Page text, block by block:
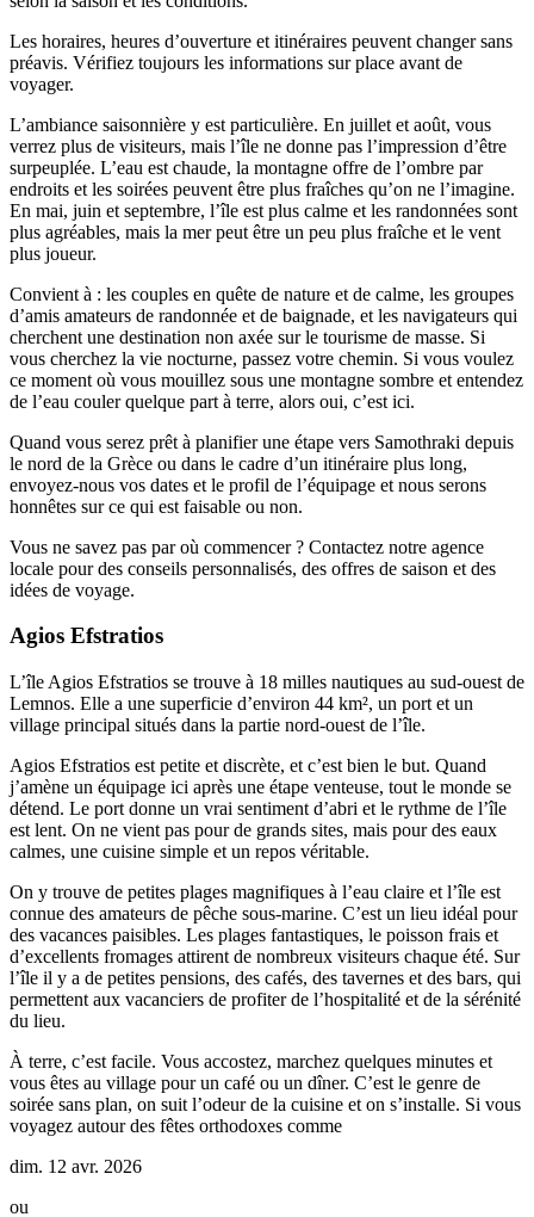
Les horaires, heures d’ouverture et itinéraires peuvent changer sans
préavis. Vérifiez toujours les informations sur place avant de
voyager.
L’ambiance saisonnière y est particulière. En juillet et août, vous
verrez plus de visiteurs, mais l’île ne donne pas l’impression d’être
surpeuplée. L’eau est chaude, la montagne offre de l’ombre par
endroits et les soirées peuvent être plus fraîches qu’on ne l’imagine.
En mai, juin et septembre, l’île est plus calme et les randonnées sont
plus agréables, mais la mer peut être un peu plus fraîche et le vent
plus joueur.
Convient à : les couples en quête de nature et de calme, les groupes
d’amis amateurs de randonnée et de baignade, et les navigateurs qui
cherchent une destination non axée sur le tourisme de masse. Si
vous cherchez la vie nocturne, passez votre chemin. Si vous voulez
ce moment où vous mouillez sous une montagne sombre et entendez
de l’eau couler quelque part à terre, alors oui, c’est ici.
Quand vous serez prêt à planifier une étape vers Samothraki depuis
le nord de la Grèce ou dans le cadre d’un itinéraire plus long,
envoyez‑nous vos dates et le profil de l’équipage et nous serons
honnêtes sur ce qui est faisable ou non.
Vous ne savez pas par où commencer ? Contactez notre agence
locale pour des conseils personnalisés, des offres de saison et des
idées de voyage.
Agios Efstratios
L’île Agios Efstratios se trouve à 18 milles nautiques au sud‑ouest de
Lemnos. Elle a une superficie d’environ 44 km², un port et un
village principal situés dans la partie nord‑ouest de l’île.
Agios Efstratios est petite et discrète, et c’est bien le but. Quand
j’amène un équipage ici après une étape venteuse, tout le monde se
détend. Le port donne un vrai sentiment d’abri et le rythme de l’île
est lent. On ne vient pas pour de grands sites, mais pour des eaux
calmes, une cuisine simple et un repos véritable.
On y trouve de petites plages magnifiques à l’eau claire et l’île est
connue des amateurs de pêche sous‑marine. C’est un lieu idéal pour
des vacances paisibles. Les plages fantastiques, le poisson frais et
d’excellents fromages attirent de nombreux visiteurs chaque été. Sur
l’île il y a de petites pensions, des cafés, des tavernes et des bars, qui
permettent aux vacanciers de profiter de l’hospitalité et de la sérénité
du lieu.
À terre, c’est facile. Vous accostez, marchez quelques minutes et
vous êtes au village pour un café ou un dîner. C’est le genre de
soirée sans plan, on suit l’odeur de la cuisine et on s’installe. Si vous
voyagez autour des fêtes orthodoxes comme
dim. 12 avr. 2026
ou